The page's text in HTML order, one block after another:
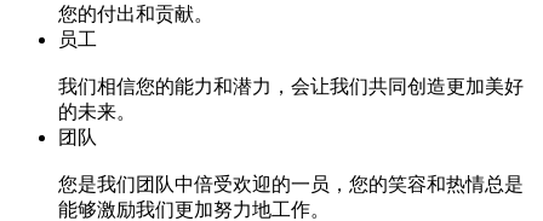
您的付出和贡献。
员工
我们相信您的能力和潜力，会让我们共同创造更加美好
的未来。
团队
您是我们团队中倍受欢迎的一员，您的笑容和热情总是
能够激励我们更加努力地工作。